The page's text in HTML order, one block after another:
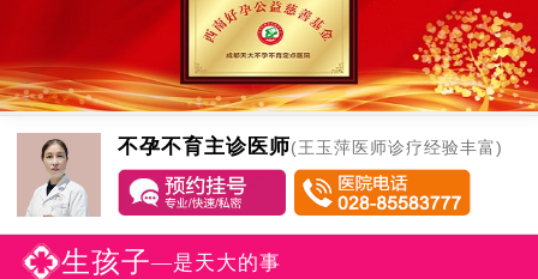
不孕不育主诊医师(王玉萍医师诊疗经验丰富)
生孩子—是天大的事